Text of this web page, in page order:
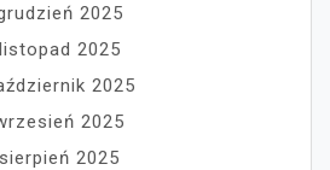
2025
listopad 2025
2025
2025
sierpień 2025